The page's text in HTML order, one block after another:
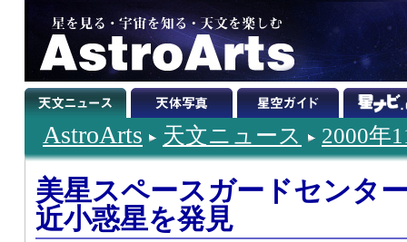
AstroArts 天文ニュース 2000年
美星スペースガードセンタ
近小惑星を発見